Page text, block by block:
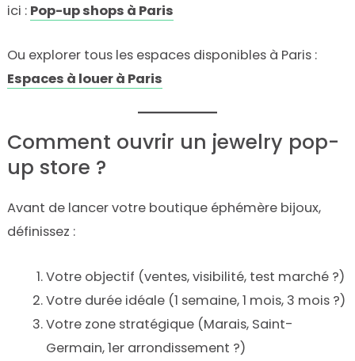
ici : Pop-up shops à Paris
Ou explorer tous les espaces disponibles à Paris :
Espaces à louer à Paris
Comment ouvrir un jewelry pop-
up store ?
Avant de lancer votre boutique éphémère bijoux,
définissez :
Votre objectif (ventes, visibilité, test marché ?)
Votre durée idéale (1 semaine, 1 mois, 3 mois ?)
Votre zone stratégique (Marais, Saint-
Germain, 1er arrondissement ?)